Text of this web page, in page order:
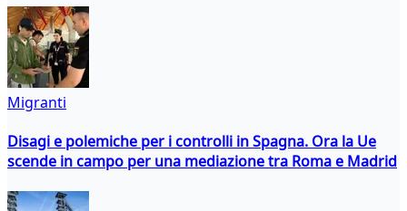
Migranti
Disagi e polemiche per i controlli in Spagna. Ora la Ue
scende in campo per una mediazione tra Roma e Madrid